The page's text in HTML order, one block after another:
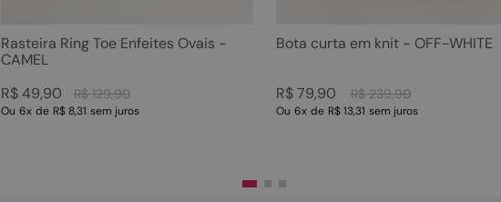
Rasteira Ring Toe Enfeites Ovais -
CAMEL
R$ 129,90
R$ 49,90
Ou 6x de R$ 8,31 sem juros
Bota curta em knit - OFF-WHITE
R$ 239,90
R$ 79,90
Ou 6x de R$ 13,31 sem juros